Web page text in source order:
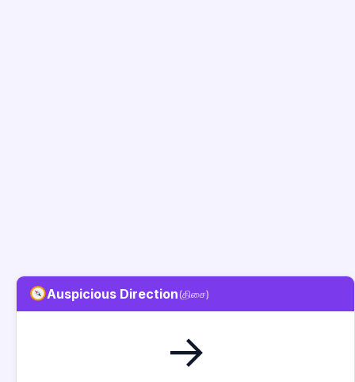
Auspicious Direction(திசை)
→